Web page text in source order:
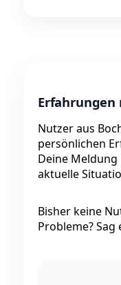
Erfahrungen
Nutzer aus
persönlichen
Deine
aktuelle
Bisher keine
Probleme? Sag